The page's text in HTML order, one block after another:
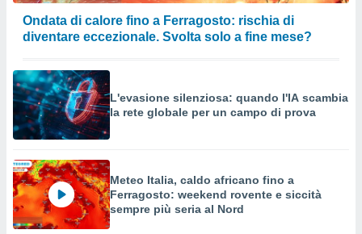
Ondata di calore fino a Ferragosto: rischia di
diventare eccezionale. Svolta solo a fine mese?
L'evasione silenziosa: quando l'IA scambia
la rete globale per un campo di prova
Meteo Italia, caldo africano fino a
Ferragosto: weekend rovente e siccità
sempre più seria al Nord